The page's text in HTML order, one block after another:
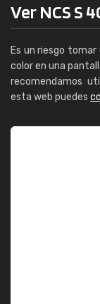
Ver NCS S
Es un riesgo
color en una
recomendamos
esta web puedes